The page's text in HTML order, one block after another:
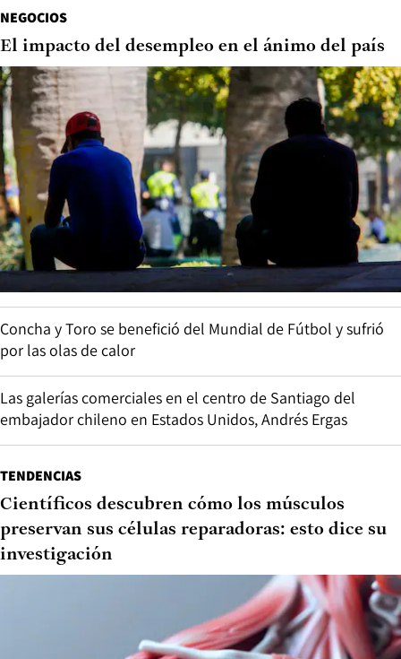
NEGOCIOS
El impacto del desempleo en el ánimo del país
Concha y Toro se benefició del Mundial de Fútbol y sufrió
por las olas de calor
Las galerías comerciales en el centro de Santiago del
embajador chileno en Estados Unidos, Andrés Ergas
TENDENCIAS
Científicos descubren cómo los músculos
preservan sus células reparadoras: esto dice su
investigación